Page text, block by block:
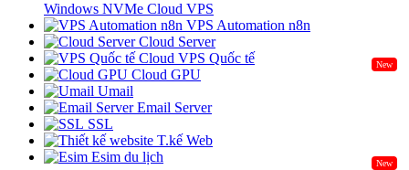
Windows NVMe Cloud VPS
VPS Automation n8n
Cloud Server
Cloud VPS Quốc tế
New
Cloud GPU
Umail
Email Server
SSL
T.kế Web
Esim du lịch
New